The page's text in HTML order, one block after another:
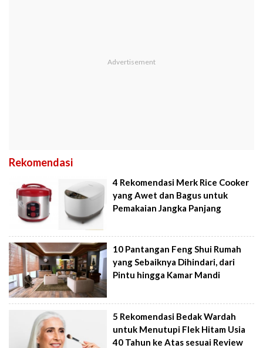
Rekomendasi
4 Rekomendasi Merk Rice Cooker
yang Awet dan Bagus untuk
Pemakaian Jangka Panjang
10 Pantangan Feng Shui Rumah
yang Sebaiknya Dihindari, dari
Pintu hingga Kamar Mandi
5 Rekomendasi Bedak Wardah
untuk Menutupi Flek Hitam Usia
40 Tahun ke Atas sesuai Review